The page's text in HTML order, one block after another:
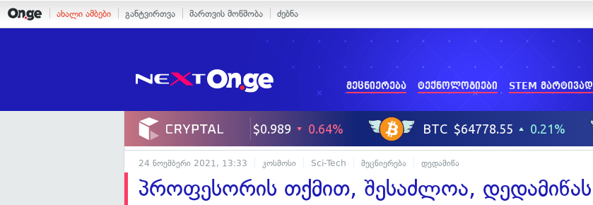
ახალი ამბები განტვირთვა მართვის მოწმობა ძებნა
მეცნიერება ტექნოლოგიები STEM მარტივად
24 ნოემბერი 2021, 13:33 კოსმოსი Sci-Tech მეცნიერება დედამიწა
პროფესორის თქმით, შესაძლოა, დედამიწას